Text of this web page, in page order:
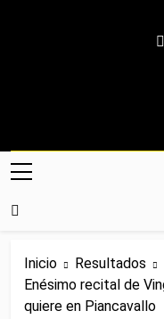
Web Dedicada Al
Crónicas, Previas Y
Inicio
Resultados
Enésimo recital de
quiere en Piancavallo